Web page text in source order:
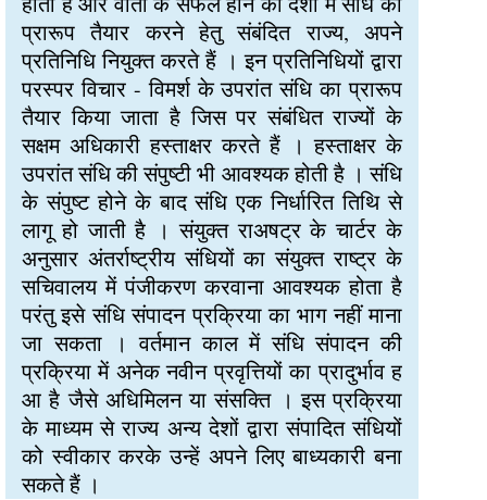
प्रारूप तैयार करने हेतु संबंदित राज्य, अपने
प्रतिनिधि नियुक्त करते हैं । इन प्रतिनिधियों द्वारा
परस्पर विचार - विमर्श के उपरांत संधि का प्रारूप
तैयार किया जाता है जिस पर संबंधित राज्यों के
सक्षम अधिकारी हस्ताक्षर करते हैं । हस्ताक्षर के
उपरांत संधि की संपुष्टी भी आवश्यक होती है । संधि
के संपुष्ट होने के बाद संधि एक निर्धारित तिथि से
लागू हो जाती है । संयुक्त राअषट्र के चार्टर के
अनुसार अंतर्राष्ट्रीय संधियों का संयुक्त राष्ट्र के
सचिवालय में पंजीकरण करवाना आवश्यक होता है
परंतु इसे संधि संपादन प्रक्रिया का भाग नहीं माना
जा सकता । वर्तमान काल में संधि संपादन की
प्रक्रिया में अनेक नवीन प्रवृत्तियों का प्रादुर्भाव ह
आ है जैसे अधिमिलन या संसक्ति । इस प्रक्रिया
के माध्यम से राज्य अन्य देशों द्वारा संपादित संधियों
को स्वीकार करके उन्हें अपने लिए बाध्यकारी बना
सकते हैं ।